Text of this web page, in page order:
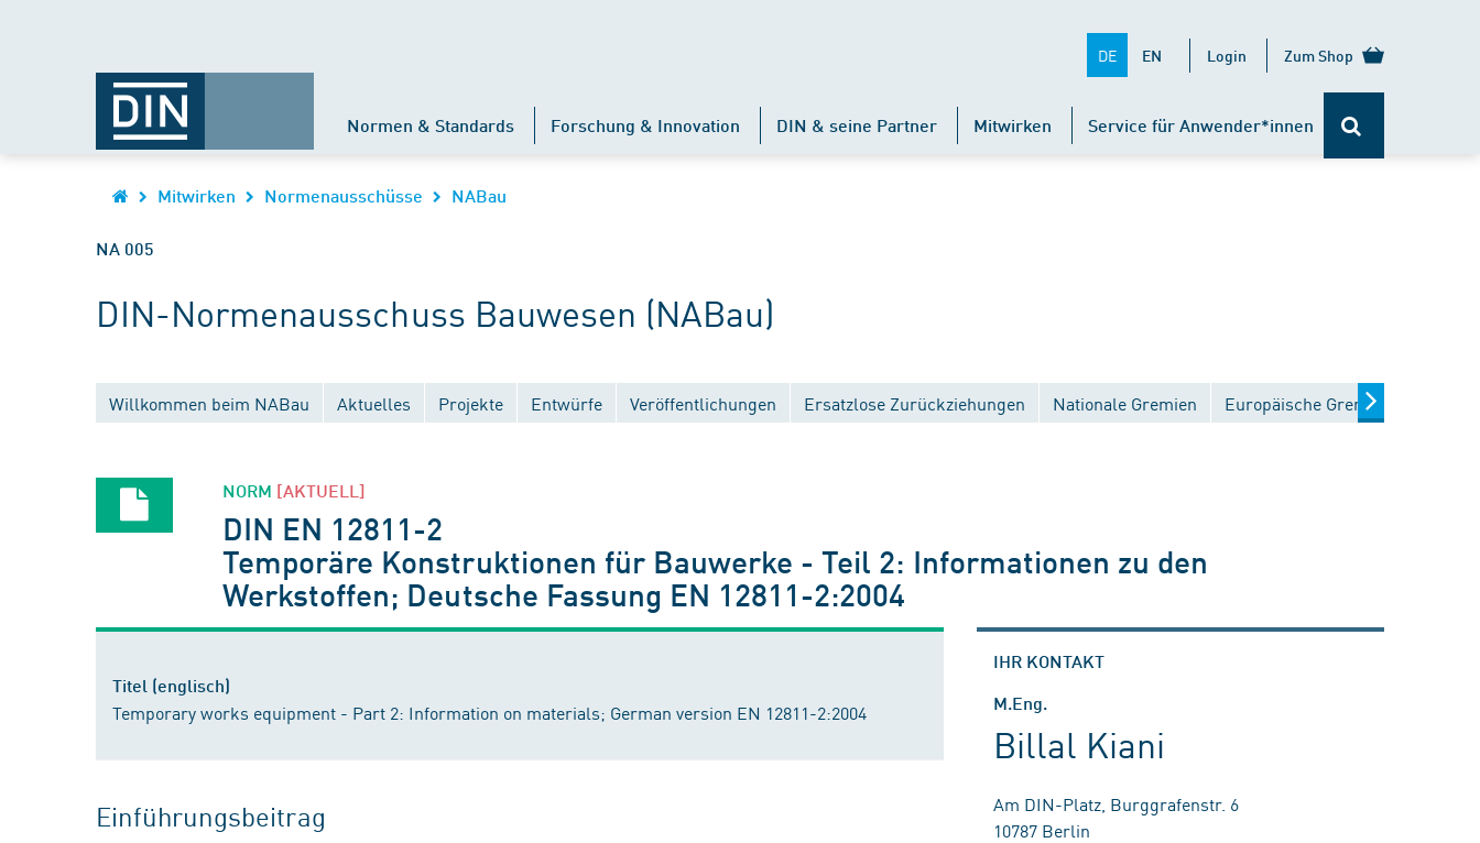
DE EN Login Zum Shop
Normen & Standards Forschung & Innovation DIN & seine Partner Mitwirken Service für Anwender*innen
Mitwirken Normenausschüsse NABau
NA 005
DIN-Normenausschuss Bauwesen (NABau)
Willkommen beim NABau Aktuelles Projekte Entwürfe Veröffentlichungen Ersatzlose Zurückziehungen Nationale Gremien Europäische Gremien
NORM [AKTUELL]
DIN EN 12811-2
Temporäre Konstruktionen für Bauwerke - Teil 2: Informationen zu den
Werkstoffen; Deutsche Fassung EN 12811-2:2004
Titel (englisch)
Temporary works equipment - Part 2: Information on materials; German version EN 12811-2:2004
Einführungsbeitrag
IHR KONTAKT
M.Eng.
Billal Kiani
Am DIN-Platz, Burggrafenstr. 6
10787 Berlin